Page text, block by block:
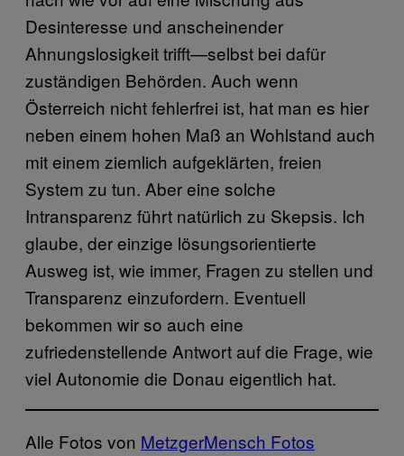
Desinteresse und anscheinender
Ahnungslosigkeit trifft—selbst bei dafür
zuständigen Behörden. Auch wenn
Österreich nicht fehlerfrei ist, hat man es hier
neben einem hohen Maß an Wohlstand auch
mit einem ziemlich aufgeklärten, freien
System zu tun. Aber eine solche
Intransparenz führt natürlich zu Skepsis. Ich
glaube, der einzige lösungsorientierte
Ausweg ist, wie immer, Fragen zu stellen und
Transparenz einzufordern. Eventuell
bekommen wir so auch eine
zufriedenstellende Antwort auf die Frage, wie
viel Autonomie die Donau eigentlich hat.
Alle Fotos von MetzgerMensch Fotos